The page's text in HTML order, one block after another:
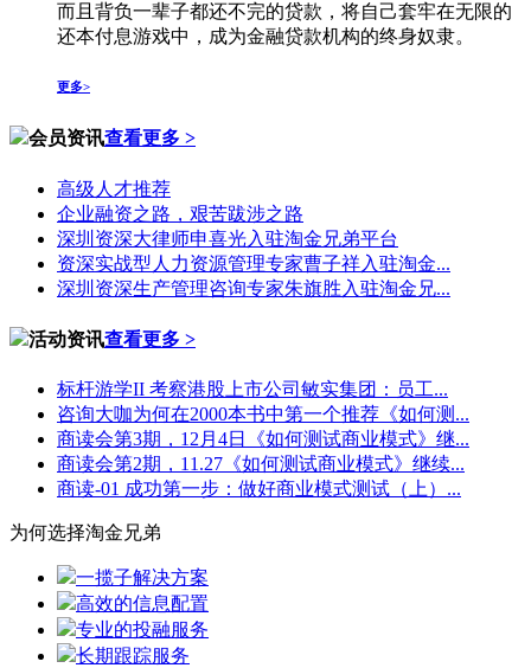
而且背负一辈子都还不完的贷款，将自己套牢在无限的
还本付息游戏中，成为金融贷款机构的终身奴隶。
更多>
会员资讯查看更多 >
高级人才推荐
企业融资之路，艰苦跋涉之路
深圳资深大律师申喜光入驻淘金兄弟平台
资深实战型人力资源管理专家曹子祥入驻淘金...
深圳资深生产管理咨询专家朱旗胜入驻淘金兄...
活动资讯查看更多 >
标杆游学II 考察港股上市公司敏实集团：员工...
咨询大咖为何在2000本书中第一个推荐《如何测...
商读会第3期，12月4日《如何测试商业模式》继...
商读会第2期，11.27《如何测试商业模式》继续...
商读-01 成功第一步：做好商业模式测试（上）...
为何选择淘金兄弟
一揽子解决方案
高效的信息配置
专业的投融服务
长期跟踪服务